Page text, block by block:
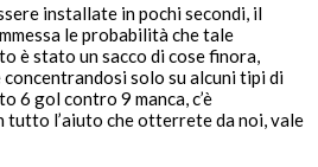
installate in pochi secondi, il
le probabilità che tale
è stato un sacco di cose finora,
solo su alcuni tipi di
6 gol contro 9 manca, c’è
tutto l’aiuto che otterrete da noi, vale